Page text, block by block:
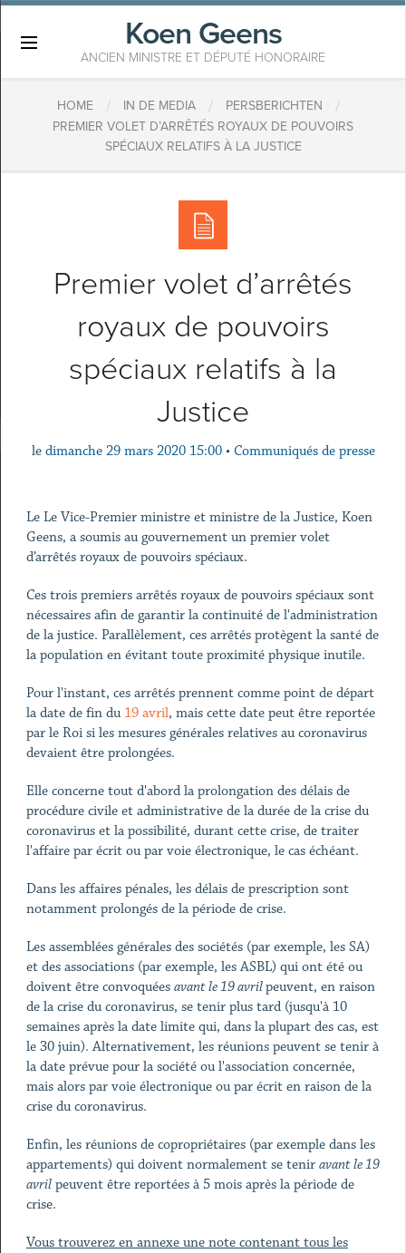
Koen Geens
ANCIEN MINISTRE ET DÉPUTÉ HONORAIRE
HOME / IN DE MEDIA / PERSBERICHTEN /
PREMIER VOLET D’ARRÊTÉS ROYAUX DE POUVOIRS
SPÉCIAUX RELATIFS À LA JUSTICE
Premier volet d’arrêtés
royaux de pouvoirs
spéciaux relatifs à la
Justice
le dimanche 29 mars 2020 15:00 • Communiqués de presse
Le Le Vice-Premier ministre et ministre de la Justice, Koen
Geens, a soumis au gouvernement un premier volet
d’arrêtés royaux de pouvoirs spéciaux.
Ces trois premiers arrêtés royaux de pouvoirs spéciaux sont
nécessaires afin de garantir la continuité de l'administration
de la justice. Parallèlement, ces arrêtés protègent la santé de
la population en évitant toute proximité physique inutile.
Pour l'instant, ces arrêtés prennent comme point de départ
la date de fin du 19 avril, mais cette date peut être reportée
par le Roi si les mesures générales relatives au coronavirus
devaient être prolongées.
Elle concerne tout d'abord la prolongation des délais de
procédure civile et administrative de la durée de la crise du
coronavirus et la possibilité, durant cette crise, de traiter
l'affaire par écrit ou par voie électronique, le cas échéant.
Dans les affaires pénales, les délais de prescription sont
notamment prolongés de la période de crise.
Les assemblées générales des sociétés (par exemple, les SA)
et des associations (par exemple, les ASBL) qui ont été ou
doivent être convoquées avant le 19 avrilpeuvent, en raison
de la crise du coronavirus, se tenir plus tard (jusqu'à 10
semaines après la date limite qui, dans la plupart des cas, est
le 30 juin). Alternativement, les réunions peuvent se tenir à
la date prévue pour la société ou l'association concernée,
mais alors par voie électronique ou par écrit en raison de la
crise du coronavirus.
Enfin, les réunions de copropriétaires (par exemple dans les
appartements) qui doivent normalement se tenir avant le 19
avrilpeuvent être reportées à 5 mois après la période de
crise.
Vous trouverez en annexe une note contenant tous les